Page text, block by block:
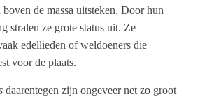
de massa uitsteken. Door hun
stralen ze grote status uit. Ze
edellieden of weldoeners die
voor de plaats.
daarentegen zijn ongeveer net zo groot